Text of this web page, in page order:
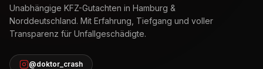
Unabhängige KFZ-Gutachten in Hamburg &
Norddeutschland. Mit Erfahrung, Tiefgang und voller
Transparenz für Unfallgeschädigte.
@doktor_crash